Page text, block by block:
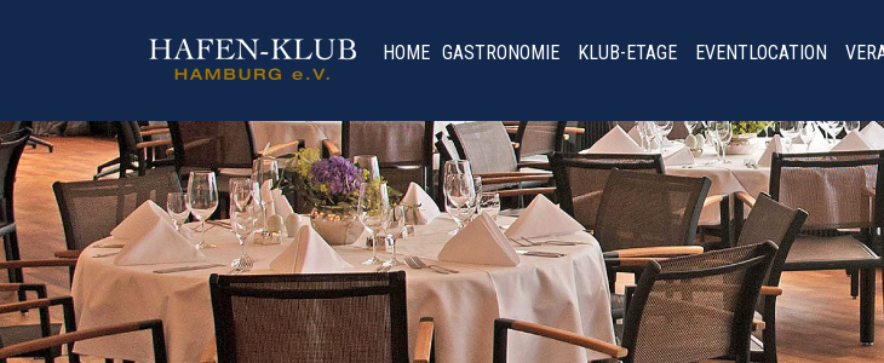
HOME GASTRONOMIE KLUB-ETAGE EVENTLOCATION